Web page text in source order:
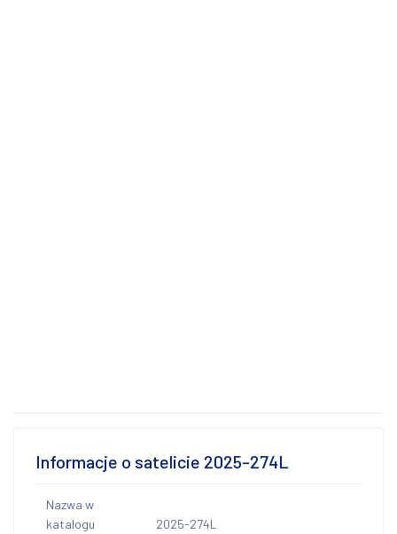
Informacje o satelicie 2025-274L
Nazwa w
katalogu
2025-274L